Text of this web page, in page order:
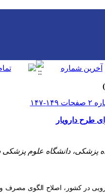
طرح دارویار
پزشکی، دانشگاه علوم پزشکی
در کشور، اصلاح الگوی